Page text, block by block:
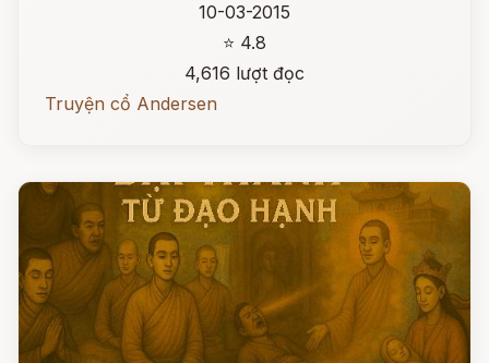
10-03-2015
⭐ 4.8
4,616 lượt đọc
Truyện cổ Andersen